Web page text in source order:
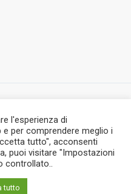
Policy
IVA 00986120947
l'esperienza di
per comprendere meglio i
tutto", acconsenti
puoi visitare "Impostazioni
controllato..
tutto